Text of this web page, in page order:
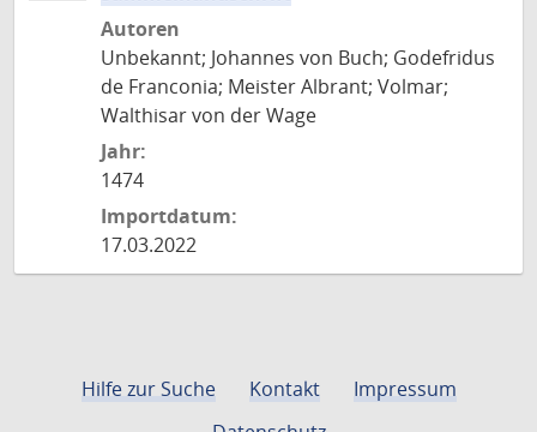
Autoren
Unbekannt; Johannes von Buch; Godefridus
de Franconia; Meister Albrant; Volmar;
Walthisar von der Wage
Jahr:
1474
Importdatum:
17.03.2022
Hilfe zur Suche Kontakt
Impressum